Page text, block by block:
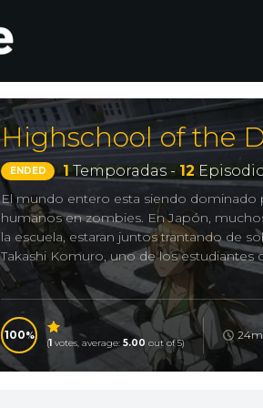
Highschool of the
ENDED 1Temporadas - 12
El mundo entero esta siendo
humanos en zombies. En Japón,
la escuela, estaran juntos trantando de
Takashi Komuro, uno de los estudiantes
学園黙示録 HIGH SCHOOL OF THE
instituto
100
(1 votes, average: 5.00 out of 5)
24m